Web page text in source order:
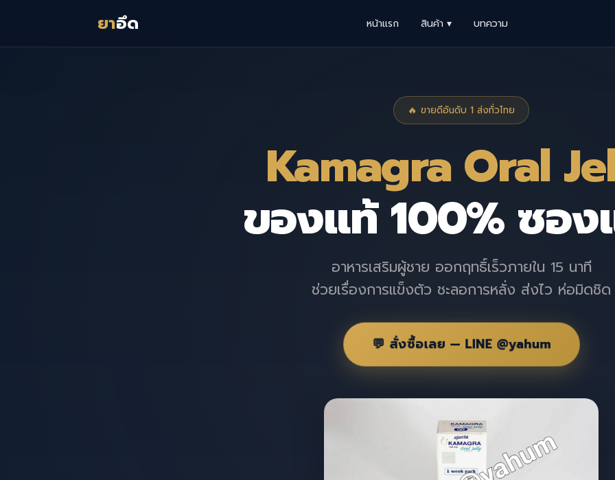
ยาอึด หน้าแรก สินค้า ▾ บทความ
🔥 ขายดีอันดับ 1 ส่งทั่วไทย
Kamagra Oral
ของแท้ 100% ซอง
อาหารเสริมผู้ชาย ออกฤทธิ์เร็วภายใน 15 นาที
ช่วยเรื่องการแข็งตัว ชะลอการหลั่ง ส่งไว ห่อมิดชิด
💬 สั่งซื้อเลย — LINE @yahum